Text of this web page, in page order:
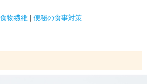
食物繊維 | 便秘の食事対策